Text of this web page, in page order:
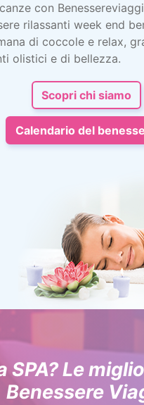
con
rilassanti week end
di coccole e relax,
olistici e di bellezza.
Scopri chi siamo
Calendario del
SPA? Le
Benessere